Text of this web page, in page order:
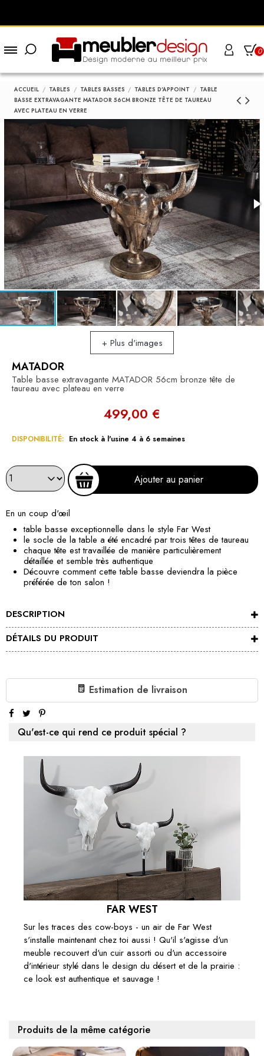
0
ACCUEIL TABLES TABLES BASSES TABLES D'APPOINT
TABLE
BASSE EXTRAVAGANTE MATADOR 56CM BRONZE TÊTE DE TAUREAU
AVEC PLATEAU EN VERRE
+ Plus d'images
MATADOR
Table basse extravagante MATADOR 56cm bronze tête de
taureau avec plateau en verre
499,00 €
DISPONIBILITÉ: En stock à l'usine 4 à 6 semaines
Ajouter au panier
En un coup d'œil
table basse exceptionnelle dans le style Far West
le socle de la table a été encadré par trois têtes de taureau
chaque tête est travaillée de manière particulièrement
détaillée et semble très authentique
Découvre comment cette table basse deviendra la pièce
préférée de ton salon !
DESCRIPTION
DÉTAILS DU PRODUIT
Estimation de livraison
Qu'est-ce qui rend ce produit spécial ?
FAR WEST
Sur les traces des cow-boys - un air de Far West
s'installe maintenant chez toi aussi ! Qu'il s'agisse d'un
meuble recouvert d'un cuir assorti ou d'un accessoire
d'intérieur stylé dans le design du désert et de la prairie :
ce look est authentique et sauvage !
Produits de la même catégorie